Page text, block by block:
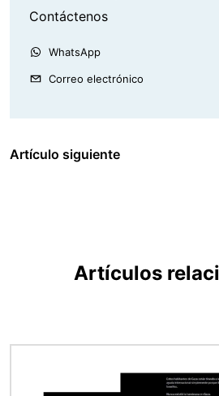
Contáctenos
WhatsApp
Correo electrónico
Artículo siguiente
Artículos